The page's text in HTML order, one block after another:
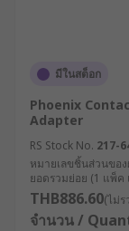
มีในสต็อก
Phoenix
Adapter
RS Stock No. 217-
หมายเลขชิ้นส่วนขอ
ยอดรวมย่อย (1 แพ็ค
THB886.60(ไม่
จำนวน /